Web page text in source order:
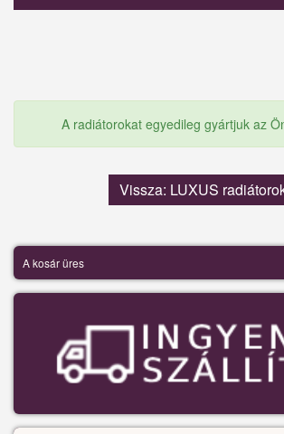
A radiátorokat egyedileg gyártjuk az
Vissza: LUXUS
A kosár üres